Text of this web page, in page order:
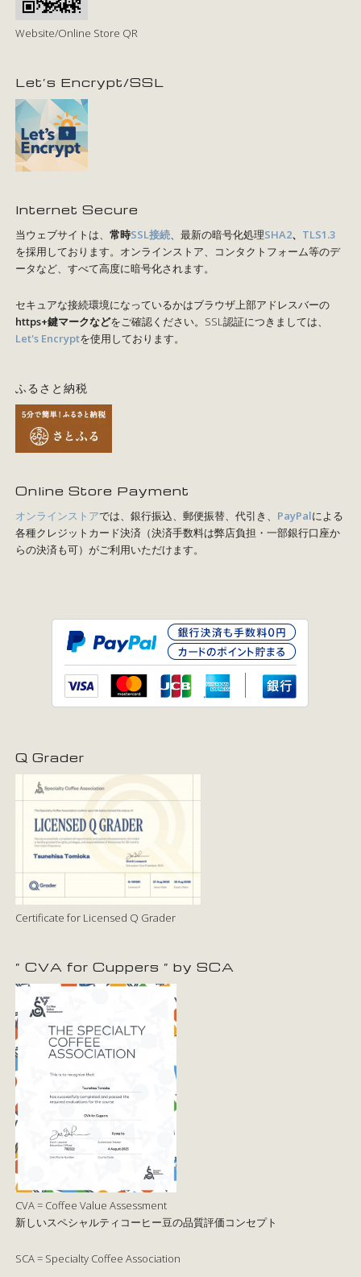
Website/Online Store QR
Let’s Encrypt/SSL
Internet Secure
当ウェブサイトは、常時SSL接続、最新の暗号化処理SHA2、 TLS1.3
を採用しております。オンラインストア、コンタクトフォーム等のデ
ータなど、すべて高度に暗号化されます。
セキュアな接続環境になっているかはブラウザ上部アドレスバーの
https+鍵マークなどをご確認ください。SSL認証につきましては、
Let's Encryptを使用しております。
ふるさと納税
Online Store Payment
オンラインストアでは、銀行振込、郵便振替、代引き、 PayPalによる
各種クレジットカード決済（決済手数料は弊店負担・一部銀行口座か
らの決済も可）がご利用いただけます。
Q Grader
Certificate for Licensed Q Grader
” CVA for Cuppers ” by SCA
CVA = Coffee Value Assessment
新しいスペシャルティコーヒー豆の品質評価コンセプト
SCA = Specialty Coffee Association